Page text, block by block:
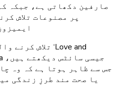
صارفین دکھاتی ہے، جبکہ
پر مصنوعات تلاش
جس سے ظاہر ہوتا ہے کہ وہ
یا صحت مند طرزِ زندگی